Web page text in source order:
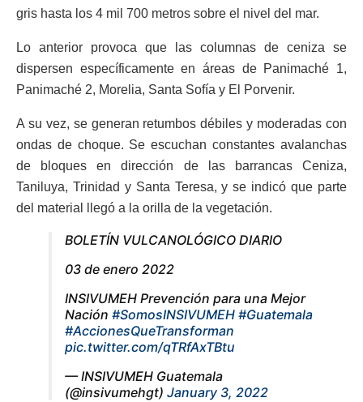
gris hasta los 4 mil 700 metros sobre el nivel del mar.
Lo anterior provoca que las columnas de ceniza se
dispersen específicamente en áreas de Panimaché 1,
Panimaché 2, Morelia, Santa Sofía y El Porvenir.
A su vez, se generan retumbos débiles y moderadas con
ondas de choque. Se escuchan constantes avalanchas
de bloques en dirección de las barrancas Ceniza,
Taniluya, Trinidad y Santa Teresa, y se indicó que parte
del material llegó a la orilla de la vegetación.
BOLETÍN VULCANOLÓGICO DIARIO
03 de enero 2022
INSIVUMEH Prevención para una Mejor
Nación #SomosINSIVUMEH #Guatemala
#AccionesQueTransforman
pic.twitter.com/qTRfAxTBtu
— INSIVUMEH Guatemala
(@insivumehgt) January 3, 2022